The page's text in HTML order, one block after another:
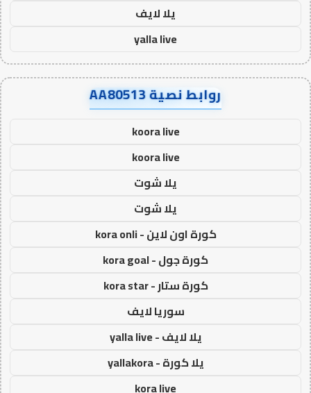
يلا لايف
yalla live
روابط نصية AA80513
koora live
koora live
يلا شوت
يلا شوت
كورة اون لاين - kora onli
كورة جول - kora goal
كورة ستار - kora star
سوريا لايف
يلا لايف - yalla live
يلا كورة - yallakora
kora live